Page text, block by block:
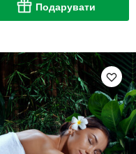
Подарувати